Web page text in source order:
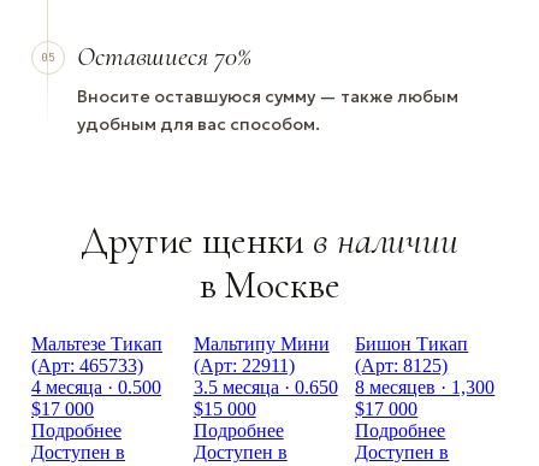
05 Оставшиеся 70%
Вносите оставшуюся сумму — также любым
удобным для вас способом.
Другие щенки в наличии
в Москве
Мальтезе Тикап
(Арт: 465733)
4 месяца · 0.500
$17 000
Подробнее
Доступен в
Мальтипу Мини
(Арт: 22911)
3.5 месяца · 0.650
$15 000
Подробнее
Доступен в
Бишон Тикап
(Арт: 8125)
8 месяцев · 1,300
$17 000
Подробнее
Доступен в